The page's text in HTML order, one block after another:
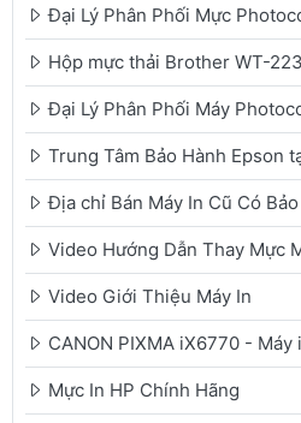
Đại Lý Phân Phối Mực
Hộp mực thải Brother WT-
Đại Lý Phân Phối Máy
Trung Tâm Bảo Hành Epson
Địa chỉ Bán Máy In Cũ Có
Video Hướng Dẫn Thay Mực
Video Giới Thiệu Máy In
CANON PIXMA iX6770 -
Mực In HP Chính Hãng